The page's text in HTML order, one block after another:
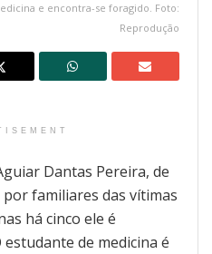
e encontra-se foragido. Foto:
Reprodução
Dantas Pereira, de
familiares das vítimas
há cinco ele é
de medicina é